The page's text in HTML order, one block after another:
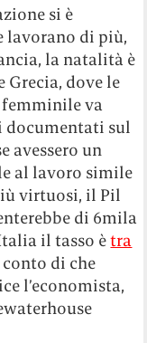
si è
lavorano di più,
la natalità è
Grecia, dove le
va
documentati sul
avessero un
al lavoro simile
virtuosi, il Pil
di 6mila
il tasso ètra
conto di che
l’economista,